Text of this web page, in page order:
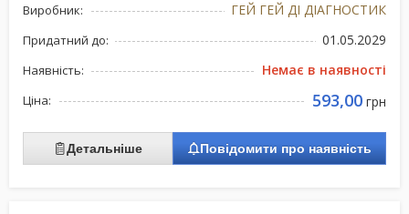
Виробник: ГЕЙ ГЕЙ ДІ ДІАГНОСТИК
Придатний до: 01.05.2029
Наявність: Немає в наявності
Ціна: 593,00 грн
Детальніше Повідомити про наявність